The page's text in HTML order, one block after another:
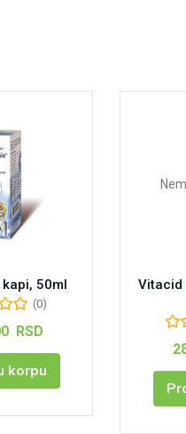
50ml
(0)
RSD
korpu
Vitacid